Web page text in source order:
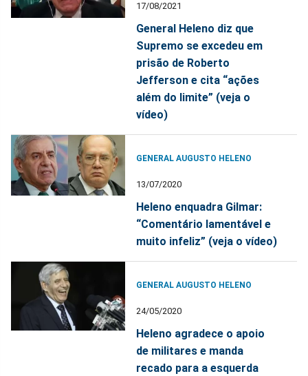
17/08/2021
General Heleno diz que
Supremo se excedeu em
prisão de Roberto
Jefferson e cita “ações
além do limite” (veja o
vídeo)
GENERAL AUGUSTO HELENO
13/07/2020
Heleno enquadra Gilmar:
“Comentário lamentável e
muito infeliz” (veja o vídeo)
GENERAL AUGUSTO HELENO
24/05/2020
Heleno agradece o apoio
de militares e manda
recado para a esquerda